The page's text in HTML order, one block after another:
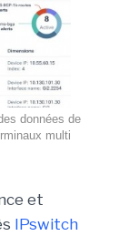
données de
multi
et
IPswitch